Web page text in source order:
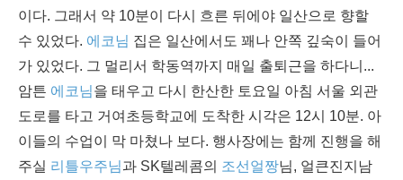
이다. 그래서 약 10분이 다시 흐른 뒤에야 일산으로 향할
수 있었다. 에코님 집은 일산에서도 꽤나 안쪽 깊숙이 들어
가 있었다. 그 멀리서 학동역까지 매일 출퇴근을 하다니...
암튼 에코님을 태우고 다시 한산한 토요일 아침 서울 외관
도로를 타고 거여초등학교에 도착한 시각은 12시 10분. 아
이들의 수업이 막 마쳤나 보다. 행사장에는 함께 진행을 해
주실 리틀우주님과 SK텔레콤의 조선얼짱님, 얼큰진지남